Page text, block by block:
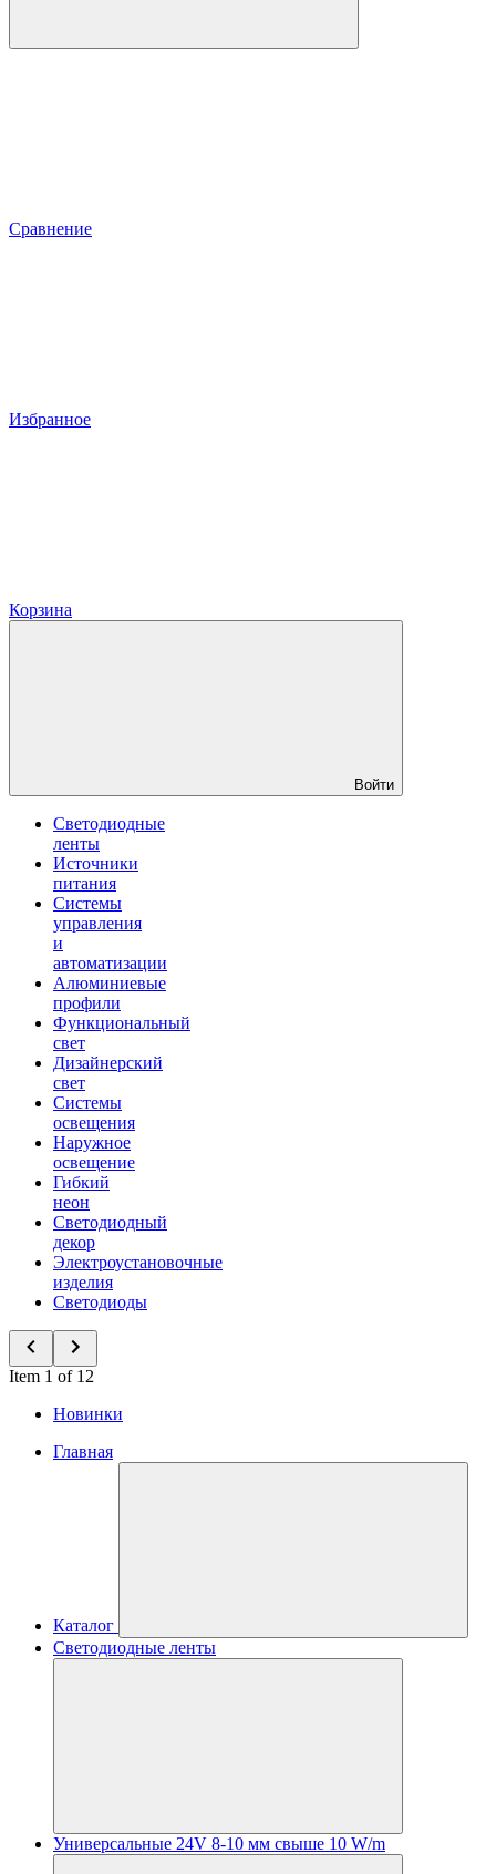
Сравнение
Избранное
Корзина
Войти
Светодиодные
ленты
Источники
питания
Системы
управления
и
автоматизации
Алюминиевые
профили
Функциональный
свет
Дизайнерский
свет
Системы
освещения
Наружное
освещение
Гибкий
неон
Светодиодный
декор
Электроустановочные
изделия
Светодиоды
Item 1 of 12
Новинки
Главная
Каталог
Светодиодные ленты
Универсальные 24V 8-10 мм свыше 10 W/m